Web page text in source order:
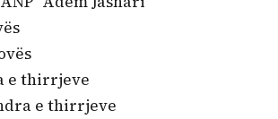
e thirrjeve
e thirrjeve